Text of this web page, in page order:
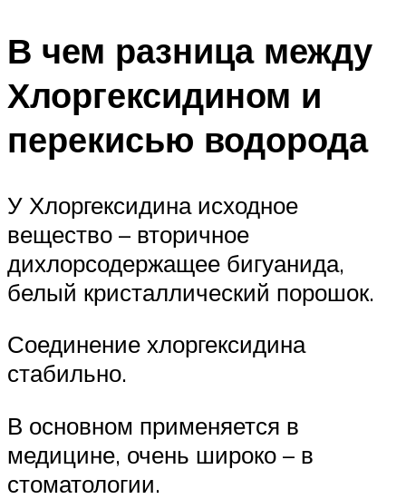
В чем разница между
Хлоргексидином и
перекисью водорода
У Хлоргексидина исходное
вещество – вторичное
дихлорсодержащее бигуанида,
белый кристаллический порошок.
Соединение хлоргексидина
стабильно.
В основном применяется в
медицине, очень широко – в
стоматологии.